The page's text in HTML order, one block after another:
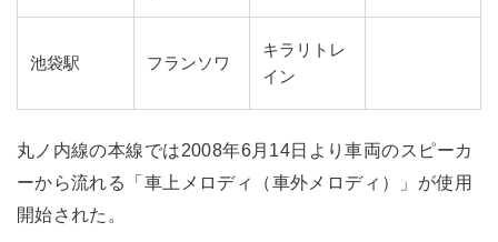
池袋駅 フランソワ
キラリトレ
イン
丸ノ内線の本線では2008年6月14日より車両のスピーカ
ーから流れる「車上メロディ（車外メロディ）」が使用
開始された。